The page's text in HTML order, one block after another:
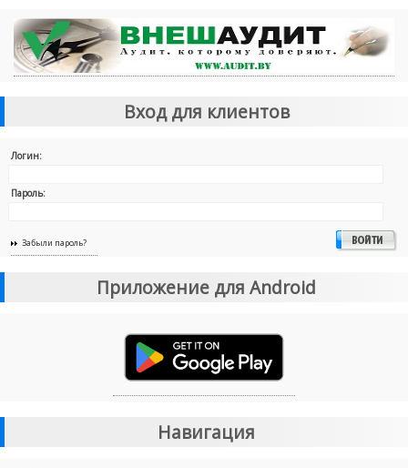
Вход для клиентов
Логин:
Пароль:
Забыли пароль?
Приложение для Android
Навигация